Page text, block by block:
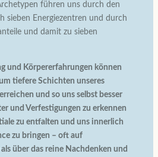
führen uns durch den
sieben Energiezentren und durch
und damit zu sieben
und Körpererfahrungen können
tiefere Schichten unseres
und so uns selbst besser
und Verfestigungen zu erkennen
zu entfalten und uns innerlich
zu bringen – oft auf
über das reine Nachdenken und